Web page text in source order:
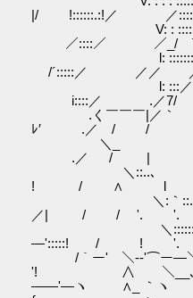
|/ !::::::.:!／ ／
V: :
／::::／ ／_/￣`
l: :::::::::
/´:::::／ ／／
l: :::
i::::／ .／7/
.く￣￣
ﾚ′ .／ / /
＼_ ｀ ､
.／ / |
＼::..､
! / ∧ l
＼:｀::...､
／| / / '. '.
＼::::::＼
―':::::! / ! '.
/｀ー'￣＼--'⌒ー―
'! ∧ ＼__､
――'―ヽ ∧_ ｀ヽ i